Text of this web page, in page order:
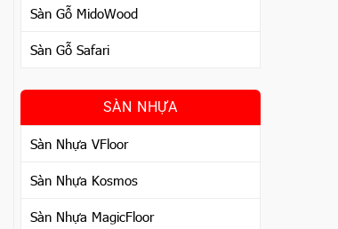
Sàn Gỗ MidoWood
Sàn Gỗ Safari
SÀN NHỰA
Sàn Nhựa VFloor
Sàn Nhựa Kosmos
Sàn Nhựa MagicFloor